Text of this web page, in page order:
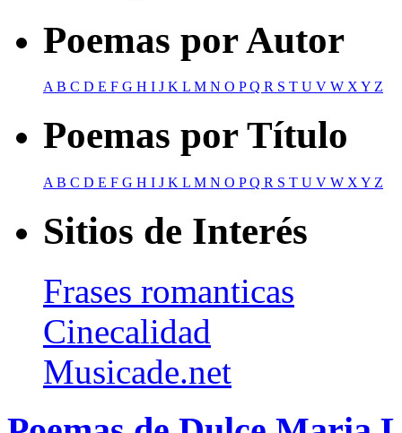
Poemas por Autor
AB C D E F G H I J K L M N O PQ R S T U V W XY Z
Poemas por Título
A B C D E F G H I J K L M N O PQ R S T U V W X Y Z
Sitios de Interés
Frases romanticas
Cinecalidad
Musicade.net